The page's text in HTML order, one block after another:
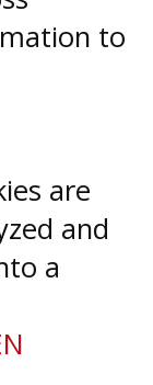
to
are
and
a